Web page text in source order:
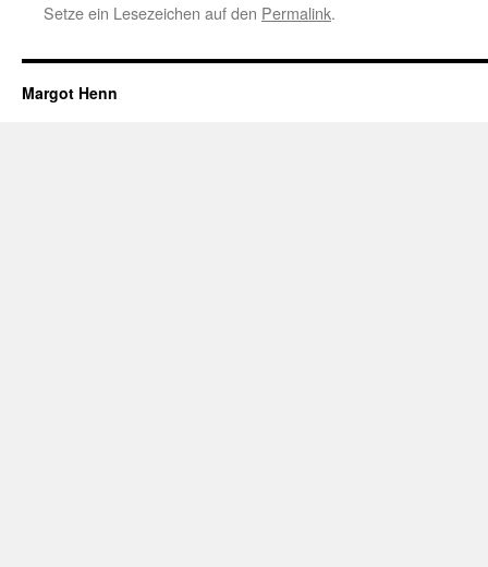
Setze ein Lesezeichen auf den Permalink.
Margot Henn